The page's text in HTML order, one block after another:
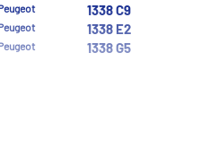
1338 C9
1338 E2
1338 G5